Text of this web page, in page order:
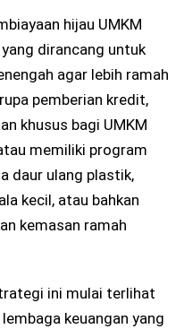
hijau UMKM
dirancang untuk
agar lebih ramah
pemberian kredit,
khusus bagi UMKM
memiliki program
daur ulang plastik,
kecil, atau bahkan
kemasan ramah
ini mulai terlihat
keuangan yang